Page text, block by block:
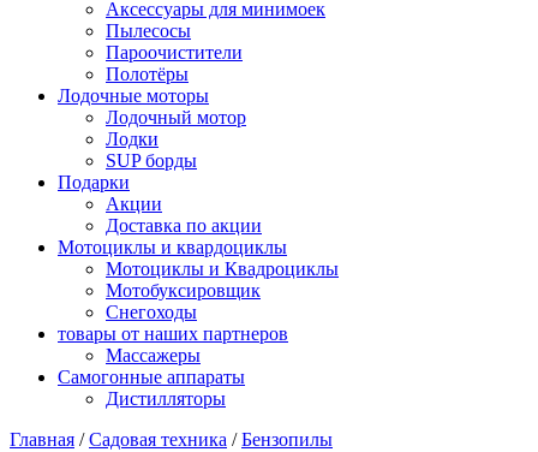
Аксессуары для минимоек
Пылесосы
Пароочистители
Полотёры
Лодочные моторы
Лодочный мотор
Лодки
SUP борды
Подарки
Акции
Доставка по акции
Мотоциклы и квардоциклы
Мотоциклы и Квадроциклы
Мотобуксировщик
Снегоходы
товары от наших партнеров
Массажеры
Самогонные аппараты
Дистилляторы
Главная /Садовая техника /Бензопилы